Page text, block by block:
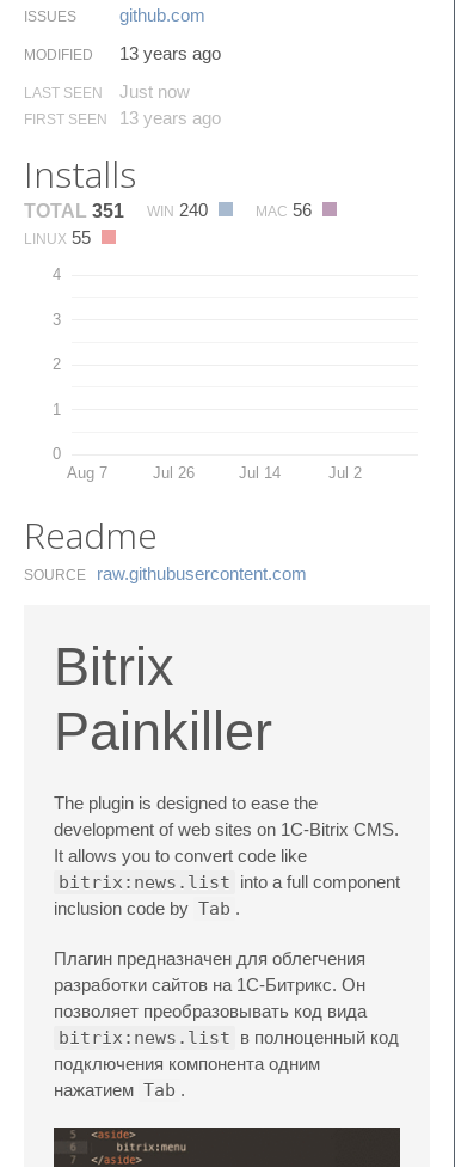
ISSUES github.​com
MODIFIED 13 years ago
LAST SEEN Just now
FIRST SEEN 13 years ago
Installs
TOTAL 351 WIN 240 MAC 56
LINUX 55
0
1
2
3
4
Aug 7 Jul 26 Jul 14 Jul 2
Readme
SOURCE raw.​githubusercontent.​com
Bitrix
Painkiller
The plugin is designed to ease the
development of web sites on 1C-Bitrix CMS.
It allows you to convert code like
bitrix:news.list into a full component
inclusion code by Tab .
Плагин предназначен для облегчения
разработки сайтов на 1С-Битрикс. Он
позволяет преобразовывать код вида
bitrix:news.list в полноценный код
подключения компонента одним
нажатием Tab .